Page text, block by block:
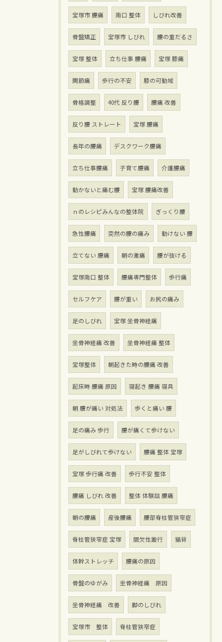
宝塚市 腰痛 南口 整体 しびれ改善
骨盤矯正 宝塚市 しびれ 腰の重だるさ
宝塚 整体 立ち仕事 腰痛 宝塚 膝痛
関節痛 歩行の不安 膝の可動域
骨格調整 40代 反り腰 腰痛 改善
反り腰 ストレート 宝塚 腰痛
長年の腰痛 デスクワーク腰痛
立ち仕事腰痛 子育て腰痛 介護腰痛
動かないと痛む腰 宝塚 腰痛改善
ｎのレシピみんなの整体院 ぎっくり腰
急性腰痛 突然の腰の痛み 動けない 腰
立てない 腰痛 朝の激痛 腰が抜ける
宝塚南口 整体 腰痛専門整体 歩行痛
セルフケア 腰が重い お尻の痛み
足のしびれ 宝塚 坐骨神経痛
坐骨神経痛 改善 坐骨神経痛 整体
宝塚整体 朝起きた時の腰痛 改善
起床時 腰痛 原因 寝起き 腰痛 寝具
朝 腰が痛い 対処法 歩くと痛い 腰
足の痛み 歩行 腰が痛くて歩けない
足がしびれて歩けない 腰痛 整体 宝塚
宝塚 歩行痛 改善 歩行不安 整体
腰痛 しびれ 改善 整体 体験談 腰痛
朝の腰痛 産後腰痛 腰部脊柱管狭窄症
脊柱管狭窄症 宝塚 間欠性跛行 猫背
体幹ストレッチ 腰痛の原因
骨盤のゆがみ 坐骨神経痛 原因
坐骨神経痛 改善 脚のしびれ
宝塚市 整体 脊柱管狭窄症